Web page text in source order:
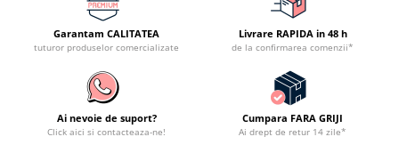
Garantam CALITATEA
tuturor produselor comercializate
Livrare RAPIDA in 48 h
de la confirmarea comenzii*
Ai nevoie de suport?
Click aici si contacteaza-ne!
Cumpara FARA GRIJI
Ai drept de retur 14 zile*